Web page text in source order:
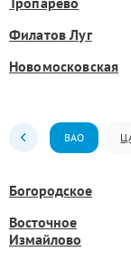
Филатов Луг
Новомосковская
ВАО
Богородское
Восточное
Измайлово